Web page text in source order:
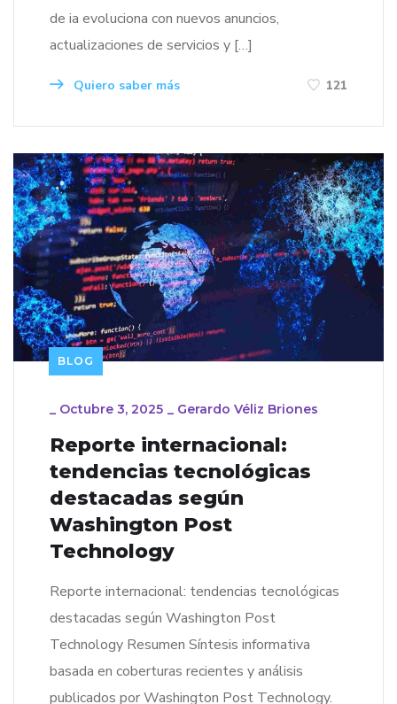
de ia evoluciona con nuevos anuncios,
actualizaciones de servicios y […]
Quiero saber más 121
BLOG
_ Octubre 3, 2025 _ Gerardo Véliz Briones
Reporte internacional:
tendencias tecnológicas
destacadas según
Washington Post
Technology
Reporte internacional: tendencias tecnológicas
destacadas según Washington Post
Technology Resumen Síntesis informativa
basada en coberturas recientes y análisis
publicados por Washington Post Technology.